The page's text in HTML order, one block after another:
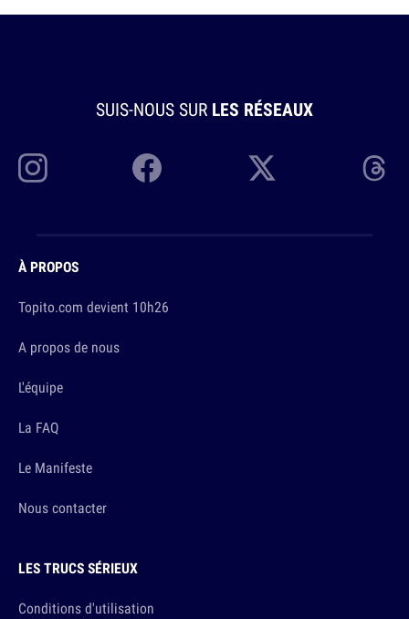
SUIS-NOUS SUR LES RÉSEAUX
À PROPOS
Topito.com devient 10h26
A propos de nous
L'équipe
La FAQ
Le Manifeste
Nous contacter
LES TRUCS SÉRIEUX
Conditions d'utilisation